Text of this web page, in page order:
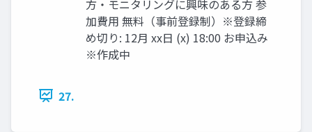
方・モニタリングに興味のある方 参
加費用 無料（事前登録制）※登録締
め切り: 12月 xx日 (x) 18:00 お申込み
※作成中
27.